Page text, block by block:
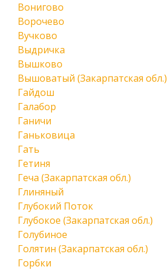
Вонигово
Ворочево
Вучково
Выдричка
Вышково
Вышоватый (Закарпатская обл.)
Гайдош
Галабор
Ганичи
Ганьковица
Гать
Гетиня
Геча (Закарпатская обл.)
Глиняный
Глубокий Поток
Глубокое (Закарпатская обл.)
Голубиное
Голятин (Закарпатская обл.)
Горбки